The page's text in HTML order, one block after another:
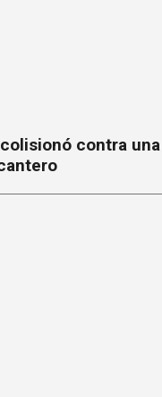
contra una